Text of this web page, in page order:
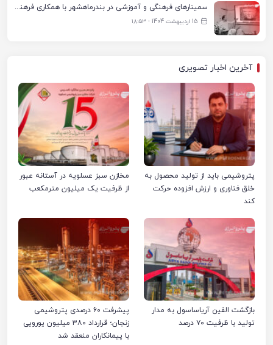
سمینارهای فرهنگی و آموزشی در بندرماهشهر با همکاری فرهنگ‌سرای پتروشیمی مارون
15 اردیبهشت 1404 - ۱۸:۵۳
آخرین اخبار تصویری
پتروشیمی باید از تولید محصول به
خلق فناوری و ارزش افزوده حرکت
کند
مخازن سبز عسلویه در آستانه عبور
از ظرفیت یک میلیون مترمکعب
بازگشت الفین آریاساسول به مدار
تولید با ظرفیت ۷۰ درصد
پیشرفت ۶۰ درصدی پتروشیمی
زنجان؛ قرارداد ۳۸۰ میلیون یورویی
با پیمانکاران منعقد شد